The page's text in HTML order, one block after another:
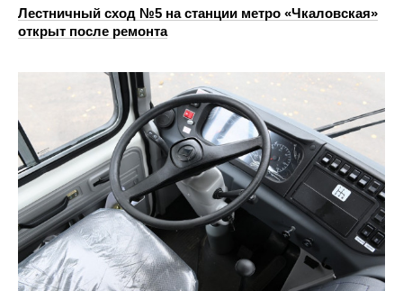
Лестничный сход №5 на станции метро «Чкаловская»
открыт после ремонта